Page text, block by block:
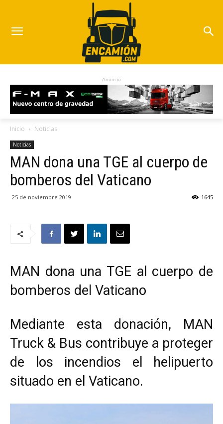
Anuncio
Inicio Noticias
Noticias
MAN dona una TGE al cuerpo de
bomberos del Vaticano
25 de noviembre 2019 1645
MAN dona una TGE al cuerpo de
bomberos del Vaticano
Mediante esta donación, MAN
Truck & Bus contribuye a proteger
de los incendios el helipuerto
situado en el Vaticano.